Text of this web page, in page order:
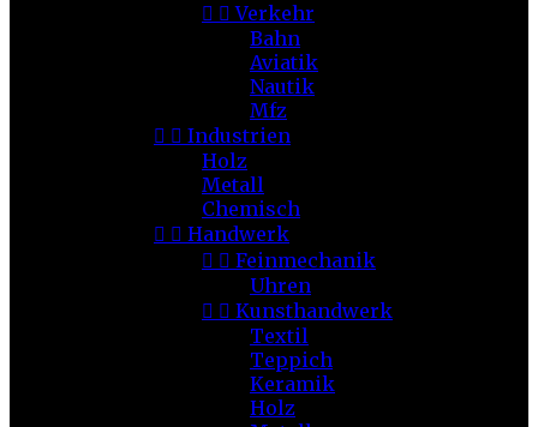
  Verkehr
Bahn
Aviatik
Nautik
Mfz
  Industrien
Holz
Metall
Chemisch
  Handwerk
  Feinmechanik
Uhren
  Kunsthandwerk
Textil
Teppich
Keramik
Holz